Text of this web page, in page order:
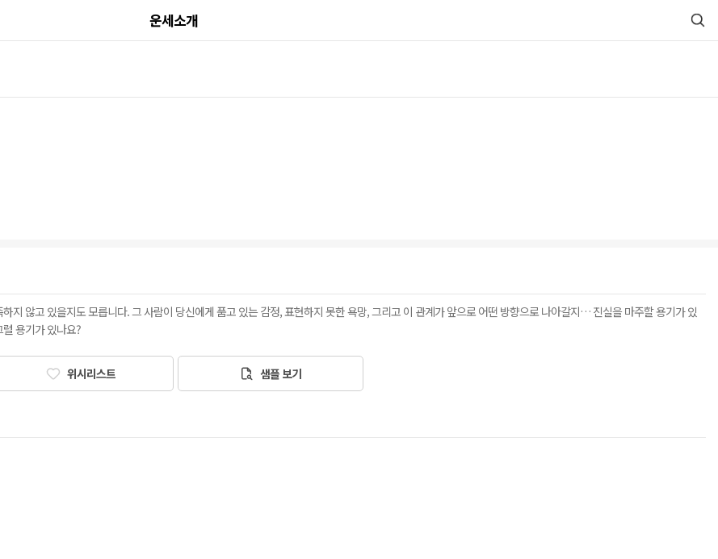
운세소개
지 않고 있을지도 모릅니다. 그 사람이 당신에게 품고 있는 감정, 표현하지 못한 욕망, 그리고 이 관계가 앞으로 어떤 방향으로 나아갈지… 진실을 마주할 용기가 있
용기가 있나요?
위시리스트 샘플 보기